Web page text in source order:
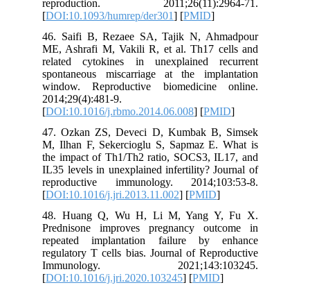
reproduction. 2011;26(11):2964-71.
[DOI:10.1093/humrep/der301] [PMID
46. Saifi B, Rezaee SA, Tajik N, Ahmadpour
ME, Ashrafi M, Vakili R, et al. Th17 cells and
related cytokines in unexplained recurrent
spontaneous miscarriage at the implantation
window. Reproductive biomedicine online.
2014;29(4):481-9.
[DOI:10.1016/j.rbmo.2014.06.008] [PMID
47. Ozkan ZS, Deveci D, Kumbak B, Simsek
M, Ilhan F, Sekercioglu S, Sapmaz E. What is
the impact of Th1/Th2 ratio, SOCS3, IL17, and
IL35 levels in unexplained infertility? Journal of
reproductive immunology. 2014;103:53-8.
[DOI:10.1016/j.jri.2013.11.002] [PMID
48. Huang Q, Wu H, Li M, Yang Y, Fu X.
Prednisone improves pregnancy outcome in
repeated implantation failure by enhance
regulatory T cells bias. Journal of Reproductive
Immunology. 2021;143:103245.
[DOI:10.1016/j.jri.2020.103245] [PMID